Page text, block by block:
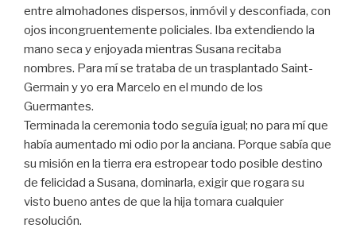
entre almohadones dispersos, inmóvil y desconfiada, con
ojos incongruentemente policiales. Iba extendiendo la
mano seca y enjoyada mientras Susana recitaba
nombres. Para mí se trataba de un trasplantado Saint-
Germain y yo era Marcelo en el mundo de los
Guermantes.
Terminada la ceremonia todo seguía igual; no para mí que
había aumentado mi odio por la anciana. Porque sabía que
su misión en la tierra era estropear todo posible destino
de felicidad a Susana, dominarla, exigir que rogara su
visto bueno antes de que la hija tomara cualquier
resolución.